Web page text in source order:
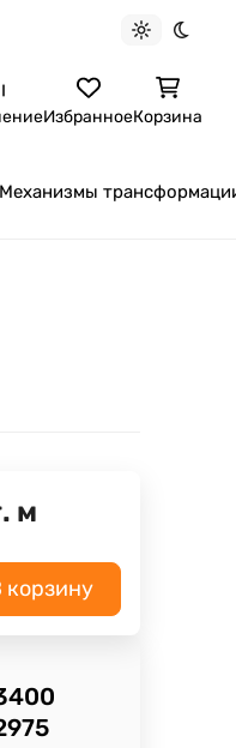
Светлая
ИзбранноеКорзина
Механизмы
м
корзину